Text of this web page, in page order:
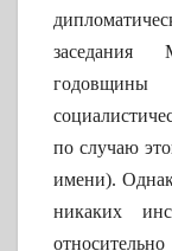
заседания
по случаю
имени).
никаких